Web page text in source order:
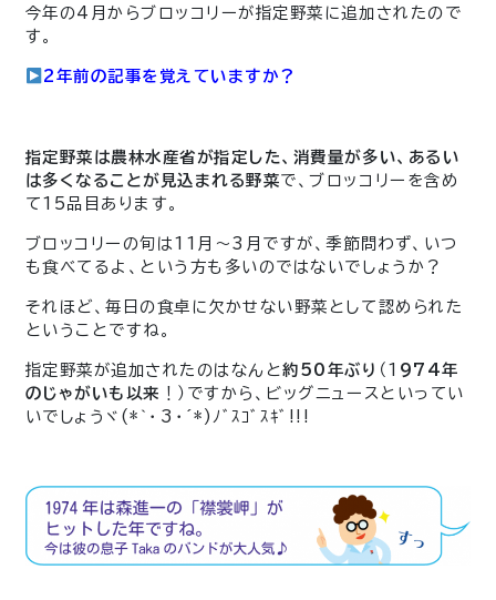
今年の4月からブロッコリーが指定野菜に追加されたので
す。
2年前の記事を覚えていますか？
指定野菜は農林水産省が指定した、消費量が多い、あるい
は多くなることが見込まれる野菜で、ブロッコリーを含め
て15品目あります。
ブロッコリーの旬は11月～3月ですが、季節問わず、いつ
も食べてるよ、という方も多いのではないでしょうか？
それほど、毎日の食卓に欠かせない野菜として認められた
ということですね。
指定野菜が追加されたのはなんと約50年ぶり （1 974年
のじゃがいも以来 ！）ですから、ビッグニュースといってい
いでしょうヾ(*｀･З･´*)ﾉﾞｽｺﾞｽｷﾞ!!!